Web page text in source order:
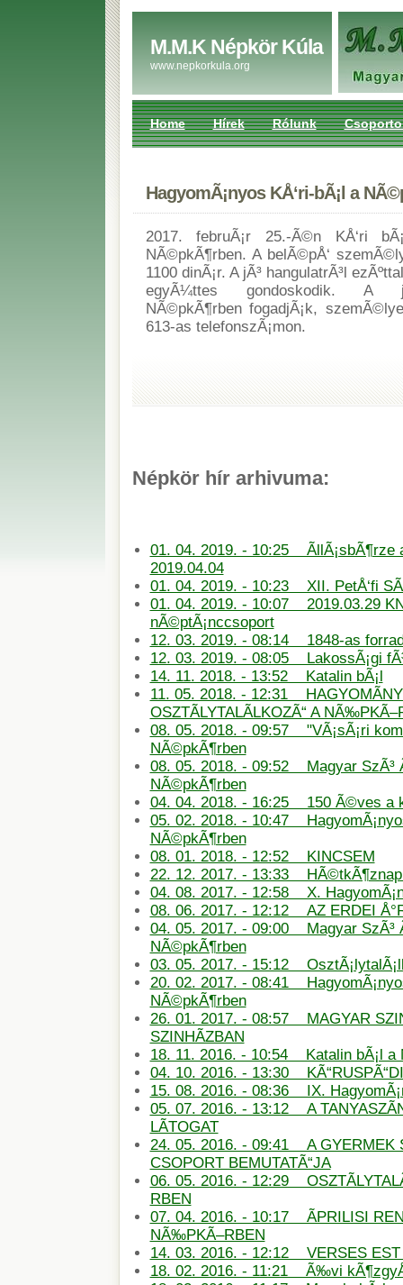
M.M.K Népkör Kúla
www.nepkorkula.org
Home Hírek Rólunk
HagyomÃ¡nyos KÅ‘ri-bÃ¡l a
2017. februÃ¡r 25.-Ã©n KÅ‘ri
NÃ©pkÃ¶rben. A belÃ©pÅ‘
1100 dinÃ¡r. A jÃ³ hangulatrÃ³l
egyÃ¼ttes gondoskodik. A
NÃ©pkÃ¶rben fogadjÃ¡k,
613-as telefonszÃ¡mon.
Népkör hír arhivuma:
01. 04. 2019. - 10:25 ÃllÃ¡sbÃ¶rze
2019.04.04
01. 04. 2019. - 10:23 XII. PetÅ‘fi
01. 04. 2019. - 10:07 2019.03.29
nÃ©ptÃ¡nccsoport
12. 03. 2019. - 08:14 1848-as
12. 03. 2019. - 08:05 LakossÃ¡gi
14. 11. 2018. - 13:52 Katalin bÃ¡l
11. 05. 2018. - 12:31
OSZTÃLYTALÃLKOZÃ“ A
08. 05. 2018. - 09:57 "VÃ¡sÃ¡ri
NÃ©pkÃ¶rben
08. 05. 2018. - 09:52 Magyar SzÃ³
NÃ©pkÃ¶rben
04. 04. 2018. - 16:25 150 Ã©ves a
05. 02. 2018. - 10:47
NÃ©pkÃ¶rben
08. 01. 2018. - 12:52 KINCSEM
22. 12. 2017. - 13:33 HÃ©tkÃ¶znapi
04. 08. 2017. - 12:58 X.
08. 06. 2017. - 12:12 AZ ERDEI
04. 05. 2017. - 09:00 Magyar SzÃ³
NÃ©pkÃ¶rben
03. 05. 2017. - 15:12
20. 02. 2017. - 08:41
NÃ©pkÃ¶rben
26. 01. 2017. - 08:57 MAGYAR
SZINHÃZBAN
18. 11. 2016. - 10:54 Katalin bÃ¡l a
04. 10. 2016. - 13:30
15. 08. 2016. - 08:36 IX.
05. 07. 2016. - 13:12 A
LÃTOGAT
24. 05. 2016. - 09:41 A GYERMEK
CSOPORT BEMUTATÃ“JA
06. 05. 2016. - 12:29
RBEN
07. 04. 2016. - 10:17 ÃPRILISI
NÃ‰PKÃ–RBEN
14. 03. 2016. - 12:12 VERSES
18. 02. 2016. - 11:21 Ã‰vi